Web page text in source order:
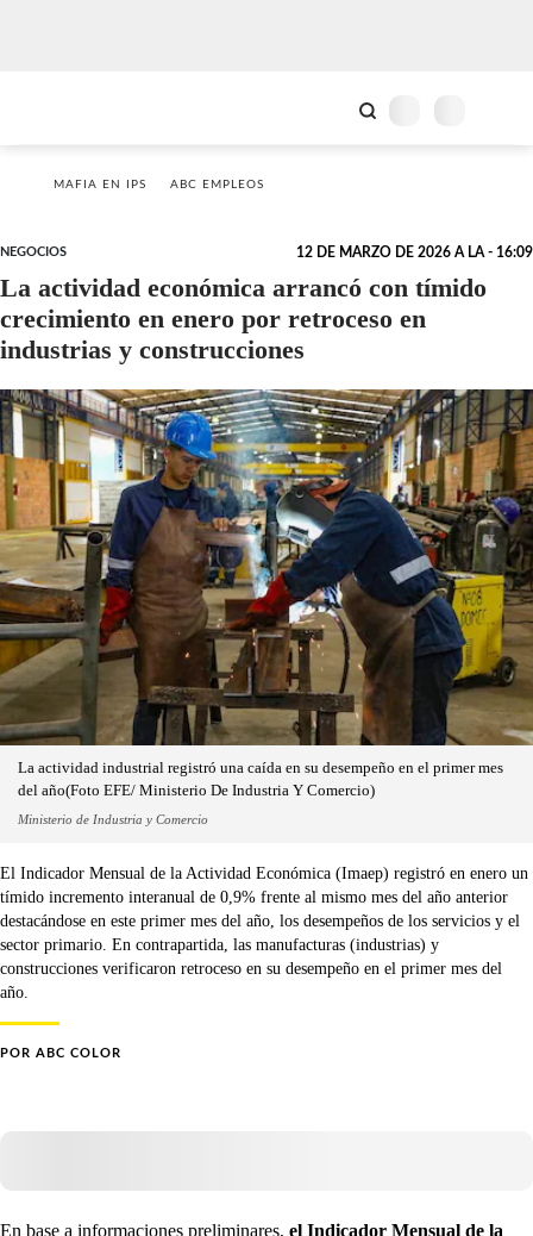
MAFIA EN IPS ABC EMPLEOS
NEGOCIOS 12 DE MARZO DE 2026 A LA - 16:09
La actividad económica arrancó con tímido
crecimiento en enero por retroceso en
industrias y construcciones
La actividad industrial registró una caída en su desempeño en el primer mes
del año(Foto EFE/ Ministerio De Industria Y Comercio)
Ministerio de Industria y Comercio
El Indicador Mensual de la Actividad Económica (Imaep) registró en enero un
tímido incremento interanual de 0,9% frente al mismo mes del año anterior
destacándose en este primer mes del año, los desempeños de los servicios y el
sector primario. En contrapartida, las manufacturas (industrias) y
construcciones verificaron retroceso en su desempeño en el primer mes del
año.
POR ABC COLOR
En base a informaciones preliminares, el Indicador Mensual de la